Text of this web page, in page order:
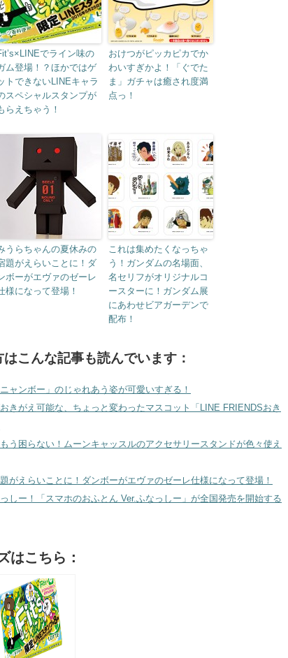
でライン味の
ム登場！？ほかではゲ
トできないLINEキャラ
スペシャルスタンプが
らえちゃう！
おけつがピッカピカでか
わいすぎかよ！「ぐでた
ま」ガチャは癒され度満
点っ！
うらちゃんの夏休みの
題がえらいことに！ダ
ボーがエヴァのゼーレ
様になって登場！
これは集めたくなっちゃ
う！ガンダムの名場面、
名セリフがオリジナルコ
ースターに！ガンダム展
にあわせビアガーデンで
配布！
こんな記事も読んでいます：
ャンボー」のじゃれあう姿が可愛いすぎる！
きがえ可能な、ちょっと変わったマスコット「LINE FRIENDSおき
う困らない！ムーンキャッスルのアクセサリースタンドが色々使え
がえらいことに！ダンボーがエヴァのゼーレ仕様になって登場！
しー！「スマホのおふとん Ver.ふなっしー」が全国発売を開始する
はこちら：